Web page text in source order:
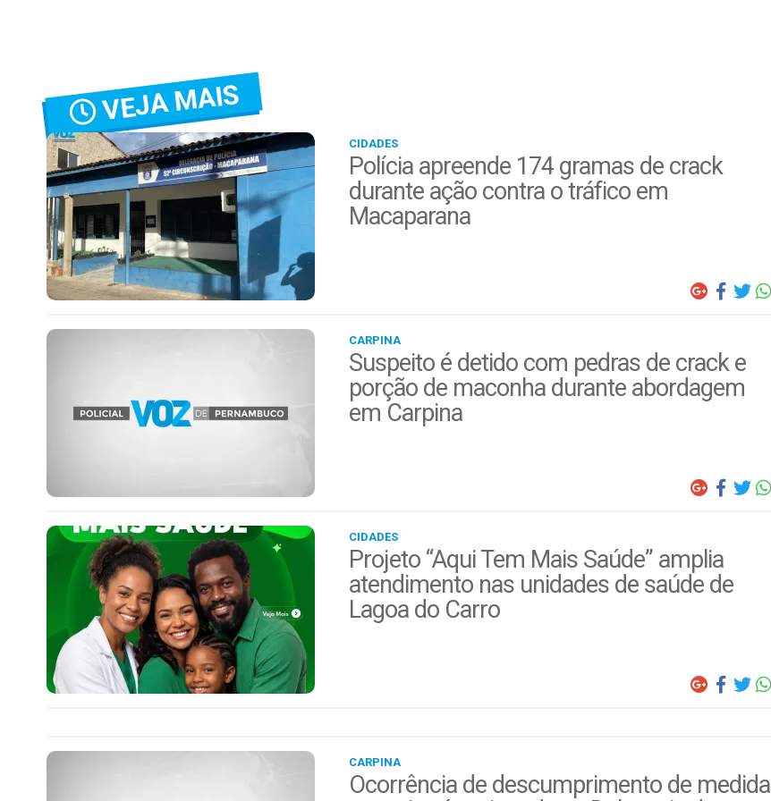
VEJA MAIS
CIDADES
Polícia apreende 174 gramas de crack
durante ação contra o tráfico em
Macaparana
CARPINA
Suspeito é detido com pedras de crack e
porção de maconha durante abordagem
em Carpina
CIDADES
Projeto “Aqui Tem Mais Saúde” amplia
atendimento nas unidades de saúde de
Lagoa do Carro
CARPINA
Ocorrência de descumprimento de medida